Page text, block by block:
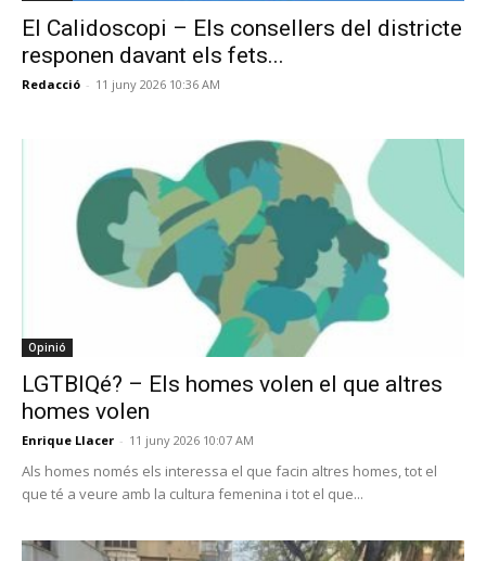
El Calidoscopi – Els consellers del districte
responen davant els fets...
Redacció - 11 juny 2026 10:36 AM
Opinió
LGTBIQé? – Els homes volen el que altres
homes volen
Enrique Llacer - 11 juny 2026 10:07 AM
Als homes només els interessa el que facin altres homes, tot el
que té a veure amb la cultura femenina i tot el que...